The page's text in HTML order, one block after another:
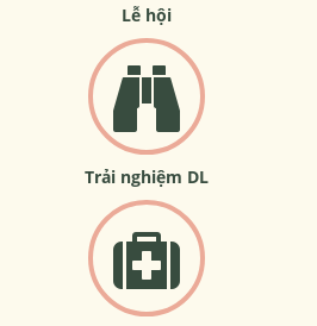
Lễ hội
Trải nghiệm DL